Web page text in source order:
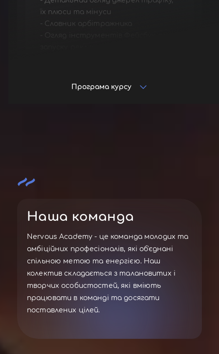
їх плюси та мінуси
- Словник арбітражника
Програма курсу
Наша команда
Nervous Academy - це команда молодих та
амбіційних професіоналів, які об'єднані
спільною метою та енергією. Наш
колектив складається з талановитих і
творчих особистостей, які вміють
працювати в команді та досягати
поставлених цілей.